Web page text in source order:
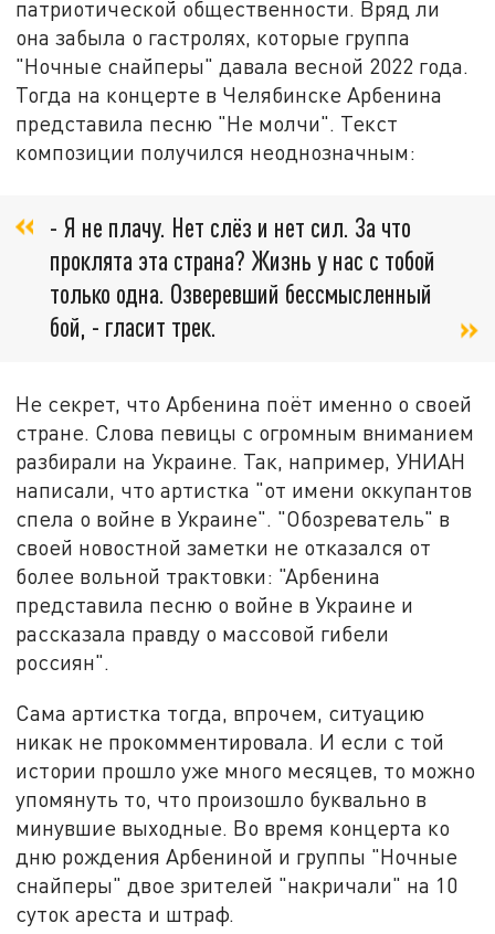
патриотической общественности. Вряд ли
она забыла о гастролях, которые группа
"Ночные снайперы" давала весной 2022 года.
Тогда на концерте в Челябинске Арбенина
представила песню "Не молчи". Текст
композиции получился неоднозначным:
- Я не плачу. Нет слёз и нет сил. За что
проклята эта страна? Жизнь у нас с тобой
только одна. Озверевший бессмысленный
бой, - гласит трек.
Не секрет, что Арбенина поёт именно о своей
стране. Слова певицы с огромным вниманием
разбирали на Украине. Так, например, УНИАН
написали, что артистка "от имени оккупантов
спела о войне в Украине". "Обозреватель" в
своей новостной заметки не отказался от
более вольной трактовки: "Арбенина
представила песню о войне в Украине и
рассказала правду о массовой гибели
россиян".
Сама артистка тогда, впрочем, ситуацию
никак не прокомментировала. И если с той
истории прошло уже много месяцев, то можно
упомянуть то, что произошло буквально в
минувшие выходные. Во время концерта ко
дню рождения Арбениной и группы "Ночные
снайперы" двое зрителей "накричали" на 10
суток ареста и штраф.